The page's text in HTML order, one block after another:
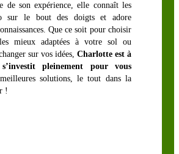
&
Cameline
blanc
Trèfle
de son expérience, elle connaît les
sur le bout des doigts et adore
Que ce soit pour choisir
mieux adaptées à votre sol ou
sur vos idées, Charlotte est à
pleinement pour vous
solutions, le tout dans la
!